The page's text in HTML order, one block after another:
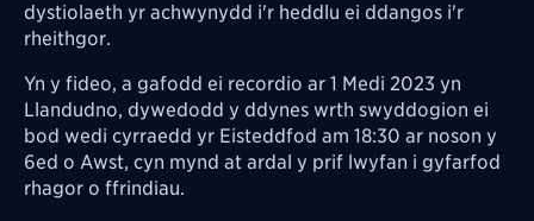
dystiolaeth yr achwynydd i'r heddlu ei ddangos i'r
rheithgor.
Yn y fideo, a gafodd ei recordio ar 1 Medi 2023 yn
Llandudno, dywedodd y ddynes wrth swyddogion ei
bod wedi cyrraedd yr Eisteddfod am 18:30 ar noson y
6ed o Awst, cyn mynd at ardal y prif lwyfan i gyfarfod
rhagor o ffrindiau.